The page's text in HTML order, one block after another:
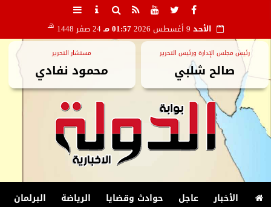
الأحد 01:57 مـ 24 صفر 1448 هـ
رئيس مجلس الإدارة ورئيس التحرير
صالح شلبي
مستشار التحرير
محمود نفادي
الأخبار عاجل حوادث وقضايا الرياضة البرلمان